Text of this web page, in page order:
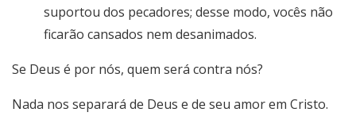
suportou dos pecadores; desse modo, vocês não
ficarão cansados nem desanimados.
Se Deus é por nós, quem será contra nós?
Nada nos separará de Deus e de seu amor em Cristo.